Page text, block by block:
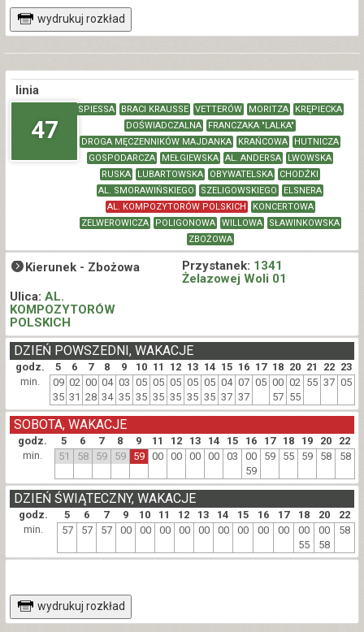
wydrukuj rozkład
linia
47
SPIESSA BRACI KRAUSSE VETTERÓW MORITZA
KRĘPIECKA
DOŚWIADCZALNA
FRANCZAKA "LALKA"
DROGA MĘCZENNIKÓW MAJDANKA
KRAŃCOWA
HUTNICZA
GOSPODARCZA
MEŁGIEWSKA AL. ANDERSA
LWOWSKA
RUSKA
LUBARTOWSKA OBYWATELSKA
CHODŹKI
AL. SMORAWIŃSKIEGO
SZELIGOWSKIEGO
ELSNERA
AL. KOMPOZYTORÓW POLSKICH
KONCERTOWA
ZELWEROWICZA
POLIGONOWA WILLOWA
SŁAWINKOWSKA
ZBOŻOWA
Kierunek - Zbożowa Przystanek: 1341
Żelazowej Woli 01
Ulica: AL.
KOMPOZYTORÓW
POLSKICH
godz. 5 6 7 8 9 10 11 12 13 14 15 16 17 18 20 21 22 23
DZIEŃ POWSZEDNI, WAKACJE
min.
09
35
02
31
00
28
04
34
03
35
05
35
05
35
05
35
05
35
05
35
04
37
07
37
05 00
57
02
55
55 37 05
godz. 5 6 7 8 9 11 12 13 14 15 16 17 18 19 20 22
SOBOTA, WAKACJE
min. 51 58 59 59 59 00 00 00 00 03
00
59
59 55 59 58 58
godz. 5 6 7 9 10 11 12 13 14 15 16 17 18 20 22
DZIEŃ ŚWIĄTECZNY, WAKACJE
min. 57 57 57 00 00 00 00 00 00 00 00 00
00
55
00
58
58
wydrukuj rozkład